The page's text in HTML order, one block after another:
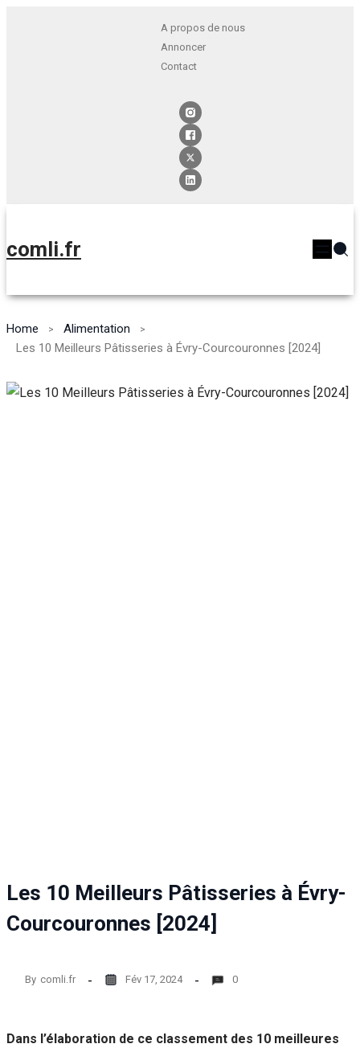
A propos de nous
Annoncer
Contact
comli.fr
Home
Alimentation
Les 10 Meilleurs Pâtisseries à Évry-Courcouronnes [2024]
Les 10 Meilleurs Pâtisseries à Évry-
Courcouronnes [2024]
By comli.fr Fév 17, 2024 0
Dans l’élaboration de ce classement des 10 meilleures